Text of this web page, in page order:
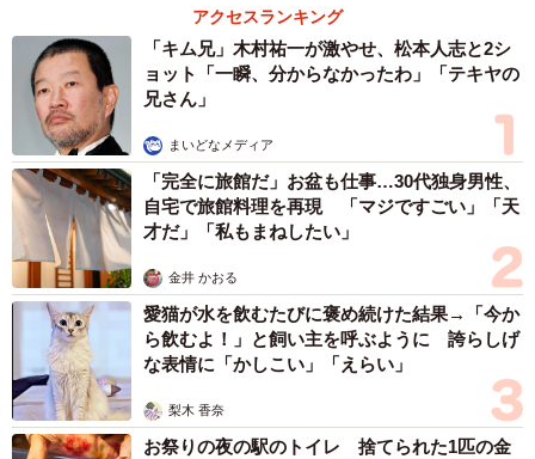
アクセスランキング
「キム兄」木村祐一が激やせ、松本人志と2シ
ョット「一瞬、分からなかったわ」「テキヤの
兄さん」
まいどなメディア
「完全に旅館だ」お盆も仕事…30代独身男性、
自宅で旅館料理を再現 「マジですごい」「天
才だ」「私もまねしたい」
金井 かおる
愛猫が水を飲むたびに褒め続けた結果→「今か
ら飲むよ！」と飼い主を呼ぶように 誇らしげ
な表情に「かしこい」「えらい」
梨木 香奈
お祭りの夜の駅のトイレ 捨てられた1匹の金